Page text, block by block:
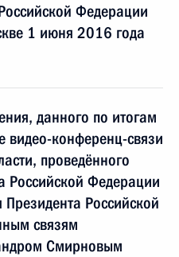
Федерации
1 июня 2016 года
данного по итогам
видео-конференц-связи
проведённого
Российской Федерации
Российской
связям
Смирновым